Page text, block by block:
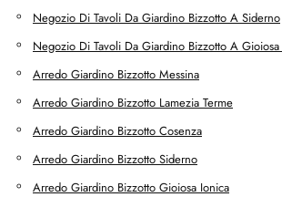
Negozio Di Tavoli Da Giardino Bizzotto A Siderno
Negozio Di Tavoli Da Giardino Bizzotto A
Arredo Giardino Bizzotto Messina
Arredo Giardino Bizzotto Lamezia Terme
Arredo Giardino Bizzotto Cosenza
Arredo Giardino Bizzotto Siderno
Arredo Giardino Bizzotto Gioiosa Ionica